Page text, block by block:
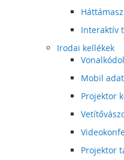
Háttámasz
Interaktív
Irodai kellékek
Mobil
Projektor
Projektor